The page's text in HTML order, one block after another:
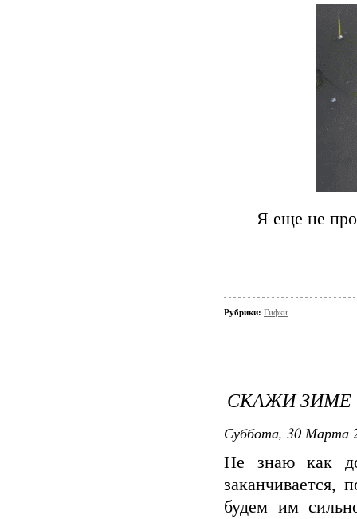
Я еще не
Рубрики: Гифки
СКАЖИ ЗИМЕ
Суббота, 30 Марта
Не знаю как
будем им